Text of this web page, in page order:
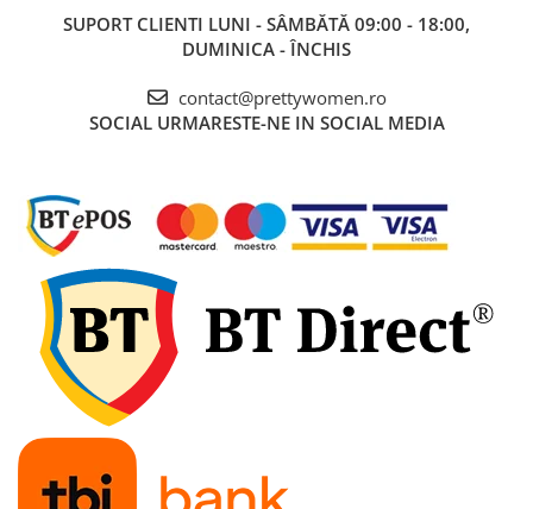
SUPORT CLIENTI LUNI - SÂMBĂTĂ 09:00 - 18:00,
DUMINICA - ÎNCHIS
contact@prettywomen.ro
SOCIAL URMARESTE-NE IN SOCIAL MEDIA